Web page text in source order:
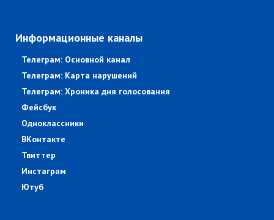
Информационные каналы
Телеграм: Основной канал
Телеграм: Карта нарушений
Телеграм: Хроника дня голосования
Фейсбук
Одноклассники
ВКонтакте
Твиттер
Инстаграм
Ютуб